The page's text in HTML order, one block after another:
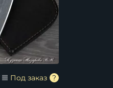
Под заказ